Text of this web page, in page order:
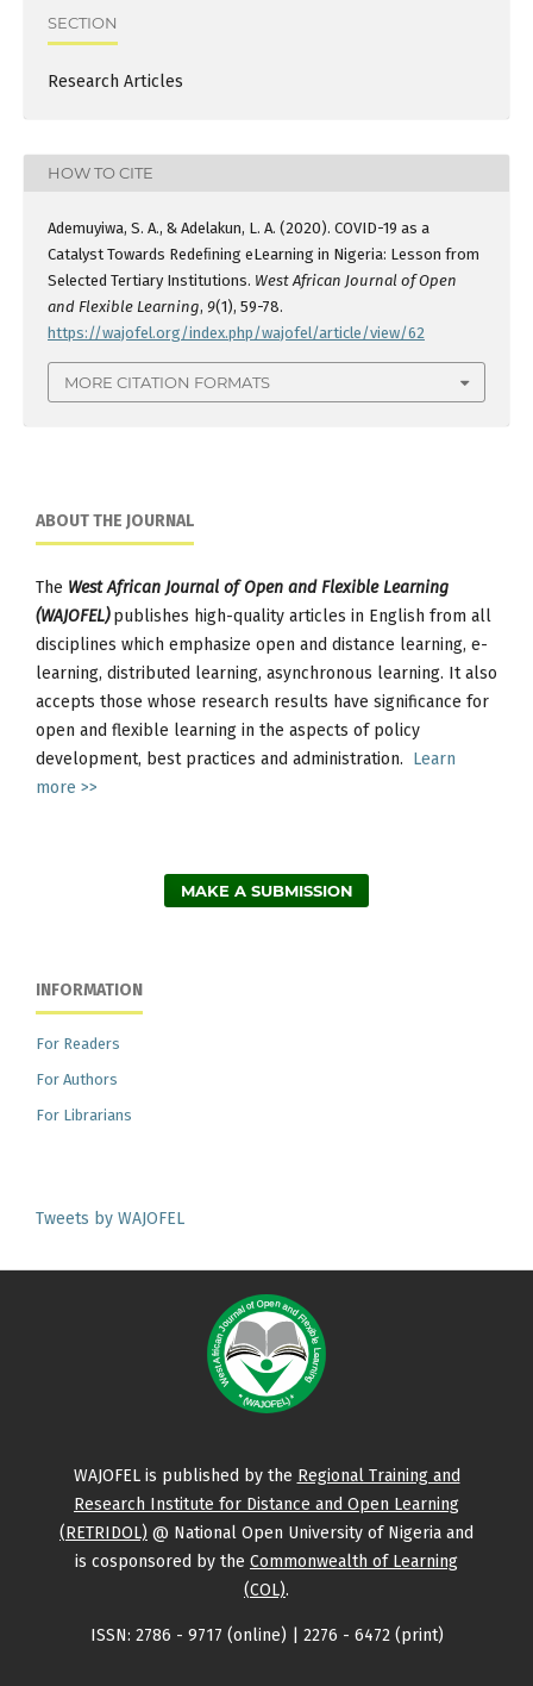
SECTION
Research Articles
HOW TO CITE
Ademuyiwa, S. A., & Adelakun, L. A. (2020). COVID-19 as a
Catalyst Towards Redeﬁning eLearning in Nigeria: Lesson from
Selected Tertiary Institutions. West African Journal of Open
and Flexible Learning, 9(1), 59-78.
https://wajofel.org/index.php/wajofel/article/view/62
MORE CITATION FORMATS
ABOUT THE JOURNAL
The West African Journal of Open and Flexible Learning
(WAJOFEL) publishes high-quality articles in English from all
disciplines which emphasize open and distance learning, e-
learning, distributed learning, asynchronous learning. It also
accepts those whose research results have significance for
open and flexible learning in the aspects of policy
development, best practices and administration. Learn
more >>
MAKE A SUBMISSION
INFORMATION
For Readers
For Authors
For Librarians
Tweets by WAJOFEL
WAJOFEL is published by the Regional Training and
Research Institute for Distance and Open Learning
(RETRIDOL) @ National Open University of Nigeria and
is cosponsored by the Commonwealth of Learning
(COL).
ISSN: 2786 - 9717 (online) | 2276 - 6472 (print)